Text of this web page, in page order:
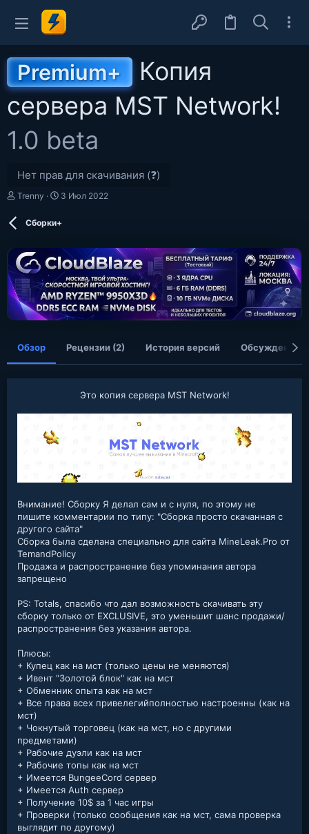
Premium+
Копия
сервера MST Network!
1.0 beta
Нет прав для скачивания (❓)
А
Trenny
Д
о
з
д
а
н
и
я
3 Июл 2022
Сборки+
Обзор Рецензии (2) История версий Обсуждение
Это копия сервера MST Network!
Внимание! Сборку Я делал сам и с нуля, по этому не
пишите комментарии по типу: "Сборка просто скачанная с
другого сайта"
Сборка была сделана специально для сайта MineLeak.Pro от
TemandPolicy
Продажа и распространение без упоминания автора
запрещено
PS: Totals, спасибо что дал возможность скачивать эту
сборку только от EXCLUSIVE, это уменьшит шанс продажи/
распространения без указания автора.
Плюсы:
+ Купец как на мст (только цены не меняются)
+ Ивент "Золотой блок" как на мст
+ Обменник опыта как на мст
+ Все права всех привелегийполностью настроенны (как на
мст)
+ Чокнутый торговец (как на мст, но с другими
предметами)
+ Рабочие дуэли как на мст
+ Рабочие топы как на мст
+ Имеется BungeeCord сервер
+ Имеется Auth сервер
+ Получение 10$ за 1 час игры
+ Проверки (только сообщения как на мст, сама проверка
выглядит по другому)